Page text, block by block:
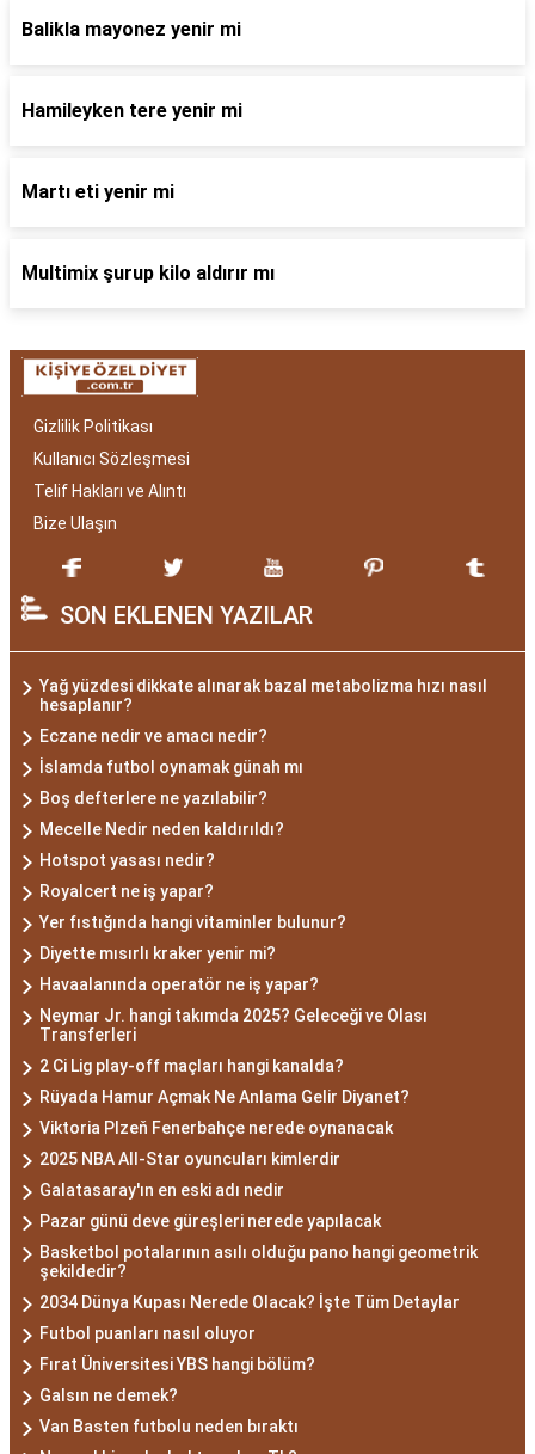
Balikla mayonez yenir mi
Hamileyken tere yenir mi
Martı eti yenir mi
Multimix şurup kilo aldırır mı
Gizlilik Politikası
Kullanıcı Sözleşmesi
Telif Hakları ve Alıntı
Bize Ulaşın
SON EKLENEN YAZILAR
Yağ yüzdesi dikkate alınarak bazal metabolizma hızı nasıl
hesaplanır?
Eczane nedir ve amacı nedir?
İslamda futbol oynamak günah mı
Boş defterlere ne yazılabilir?
Mecelle Nedir neden kaldırıldı?
Hotspot yasası nedir?
Royalcert ne iş yapar?
Yer fıstığında hangi vitaminler bulunur?
Diyette mısırlı kraker yenir mi?
Havaalanında operatör ne iş yapar?
Neymar Jr. hangi takımda 2025? Geleceği ve Olası
Transferleri
2 Ci Lig play-off maçları hangi kanalda?
Rüyada Hamur Açmak Ne Anlama Gelir Diyanet?
Viktoria Plzeň Fenerbahçe nerede oynanacak
2025 NBA All-Star oyuncuları kimlerdir
Galatasaray'ın en eski adı nedir
Pazar günü deve güreşleri nerede yapılacak
Basketbol potalarının asılı olduğu pano hangi geometrik
şekildedir?
2034 Dünya Kupası Nerede Olacak? İşte Tüm Detaylar
Futbol puanları nasıl oluyor
Fırat Üniversitesi YBS hangi bölüm?
Galsın ne demek?
Van Basten futbolu neden bıraktı